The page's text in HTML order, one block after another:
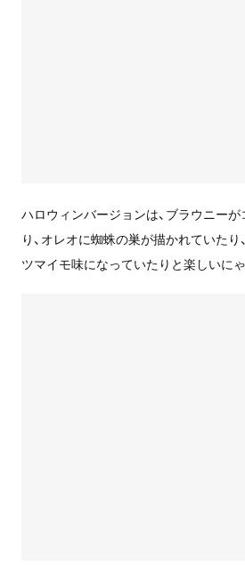
ハロウィンバージョンは、ブラウニー
り、オレオに蜘蛛の巣が描かれていた
ツマイモ味になっていたりと楽しいに